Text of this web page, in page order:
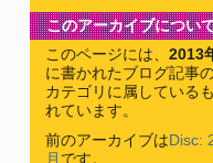
このアーカイブについ
このページには、 2013
に書かれたブログ記事
カテゴリに属している
れています。
前のアーカイブは Disc:
月 です。